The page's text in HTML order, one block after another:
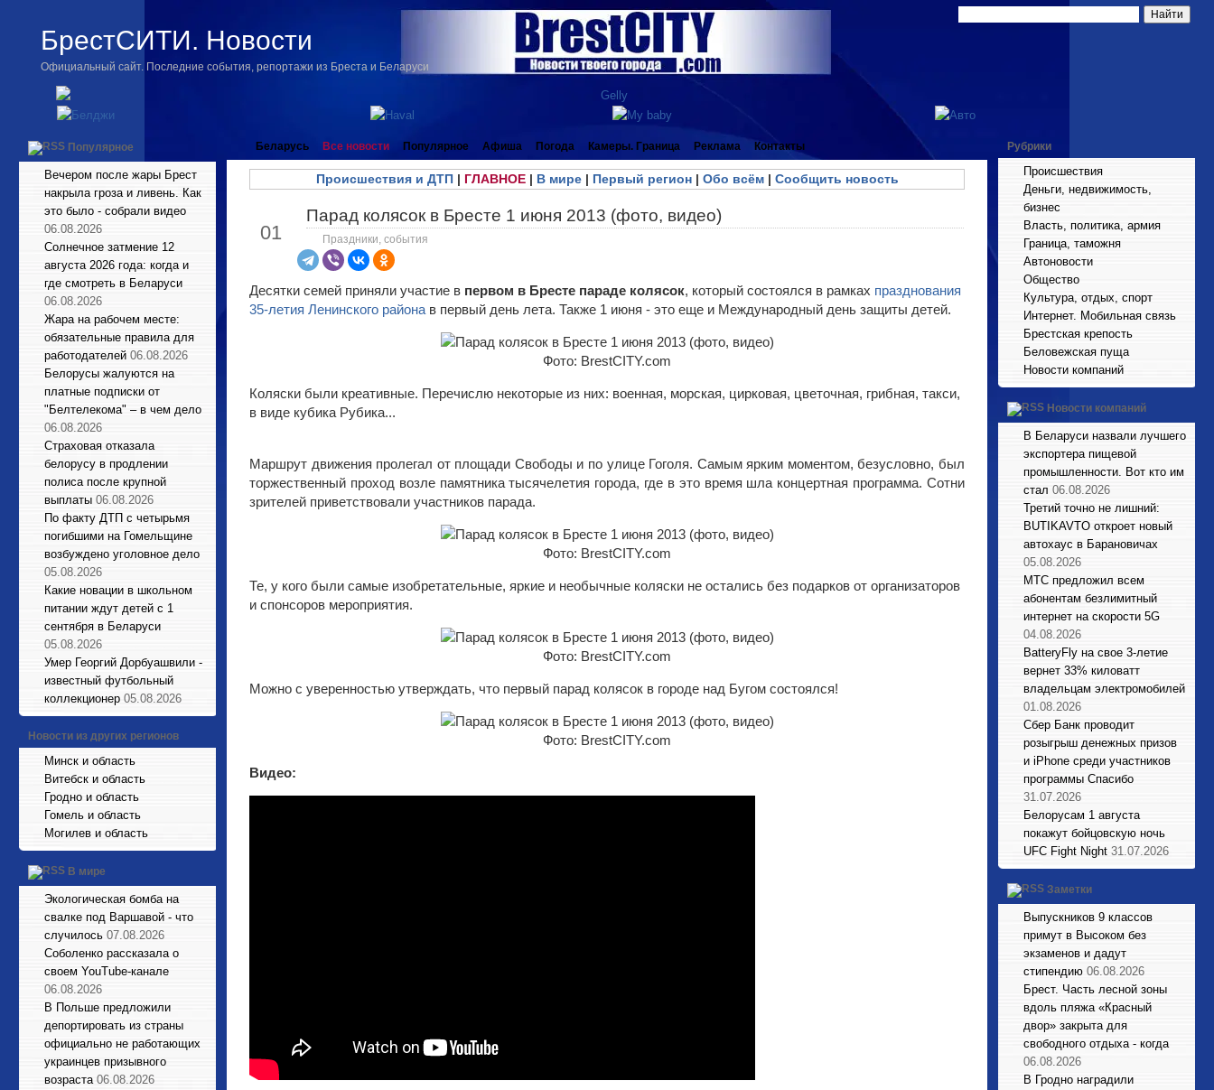
БрестСИТИ. Новости
Официальный сайт. Последние события, репортажи из Бреста и Беларуси
Популярное
Вечером после жары Брест
накрыла гроза и ливень. Как
это было - собрали видео
06.08.2026
Солнечное затмение 12
августа 2026 года: когда и
где смотреть в Беларуси
06.08.2026
Жара на рабочем месте:
обязательные правила для
работодателей 06.08.2026
Белорусы жалуются на
платные подписки от
"Белтелекома" – в чем дело
06.08.2026
Страховая отказала
белорусу в продлении
полиса после крупной
выплаты 06.08.2026
По факту ДТП с четырьмя
погибшими на Гомельщине
возбуждено уголовное дело
05.08.2026
Какие новации в школьном
питании ждут детей с 1
сентября в Беларуси
05.08.2026
Умер Георгий Дорбуашвили -
известный футбольный
коллекционер 05.08.2026
Новости из других регионов
Минск и область
Витебск и область
Гродно и область
Гомель и область
Могилев и область
В мире
Экологическая бомба на
свалке под Варшавой - что
случилось 07.08.2026
Соболенко рассказала о
своем YouTube-канале
06.08.2026
В Польше предложили
депортировать из страны
официально не работающих
украинцев призывного
возраста 06.08.2026
Беларусь Все новости Популярное Афиша Погода Камеры. Граница Реклама Контакты
Происшествия и ДТП| ГЛАВНОЕ| В мире| Первый регион| Обо всём| Сообщить новость
01
Парад колясок в Бресте 1 июня 2013 (фото, видео)
Праздники, события
Десятки семей приняли участие в первом в Бресте параде колясок, который состоялся в рамках празднования
35-летия Ленинского района в первый день лета. Также 1 июня - это еще и Международный день защиты детей.
Фото: BrestCITY.com
Коляски были креативные. Перечислю некоторые из них: военная, морская, цирковая, цветочная, грибная, такси,
в виде кубика Рубика...
Маршрут движения пролегал от площади Свободы и по улице Гоголя. Самым ярким моментом, безусловно, был
торжественный проход возле памятника тысячелетия города, где в это время шла концертная программа. Сотни
зрителей приветствовали участников парада.
Фото: BrestCITY.com
Те, у кого были самые изобретательные, яркие и необычные коляски не остались без подарков от организаторов
и спонсоров мероприятия.
Фото: BrestCITY.com
Можно с уверенностью утверждать, что первый парад колясок в городе над Бугом состоялся!
Фото: BrestCITY.com
Видео:
Рубрики
Происшествия
Деньги, недвижимость,
бизнес
Власть, политика, армия
Граница, таможня
Автоновости
Общество
Культура, отдых, спорт
Интернет. Мобильная связь
Брестская крепость
Беловежская пуща
Новости компаний
Новости компаний
В Беларуси назвали лучшего
экспортера пищевой
промышленности. Вот кто им
стал 06.08.2026
Третий точно не лишний:
BUTIKAVTO откроет новый
автохаус в Барановичах
05.08.2026
МТС предложил всем
абонентам безлимитный
интернет на скорости 5G
04.08.2026
BatteryFly на свое 3-летие
вернет 33% киловатт
владельцам электромобилей
01.08.2026
Сбер Банк проводит
розыгрыш денежных призов
и iPhone среди участников
программы Спасибо
31.07.2026
Белорусам 1 августа
покажут бойцовскую ночь
UFC Fight Night 31.07.2026
Заметки
Выпускников 9 классов
примут в Высоком без
экзаменов и дадут
стипендию 06.08.2026
Брест. Часть лесной зоны
вдоль пляжа «Красный
двор» закрыта для
свободного отдыха - когда
06.08.2026
В Гродно наградили